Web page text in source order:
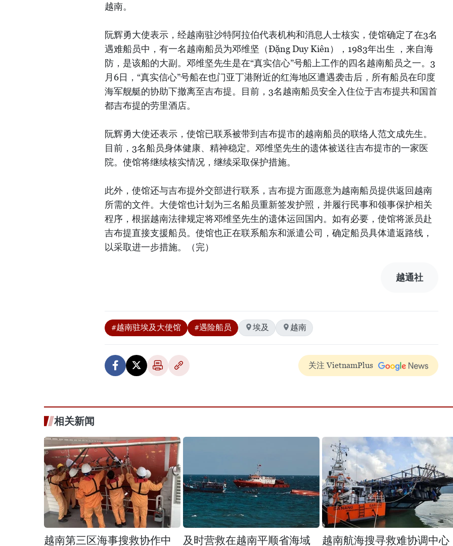
越南。
阮辉勇大使表示，经越南驻沙特阿拉伯代表机构和消息人士核实，使馆确定了在3名
遇难船员中，有一名越南船员为邓维坚（Đặng Duy Kiên），1983年出生 ，来自海
防，是该船的大副。邓维坚先生是在“真实信心”号船上工作的四名越南船员之一。3
月6日，“真实信心”号船在也门亚丁港附近的红海地区遭遇袭击后，所有船员在印度
海军舰艇的协助下撤离至吉布提。目前，3名越南船员安全入住位于吉布提共和国首
都吉布提的劳里酒店。
阮辉勇大使还表示，使馆已联系被带到吉布提市的越南船员的联络人范文成先生。
目前，3名船员身体健康、精神稳定。邓维坚先生的遗体被送往吉布提市的一家医
院。使馆将继续核实情况，继续采取保护措施。
此外，使馆还与吉布提外交部进行联系，吉布提方面愿意为越南船员提供返回越南
所需的文件。大使馆也计划为三名船员重新签发护照，并履行民事和领事保护相关
程序，根据越南法律规定将邓维坚先生的遗体运回国内。如有必要，使馆将派员赴
吉布提直接支援船员。使馆也正在联系船东和派遣公司，确定船员具体遣返路线，
以采取进一步措施。（完）
越通社
#越南驻埃及大使馆 #遇险船员 埃及 越南
关注 VietnamPlus
相关新闻
越南第三区海事搜救协作中
及时营救在越南平顺省海域
越南航海搜寻救难协调中心